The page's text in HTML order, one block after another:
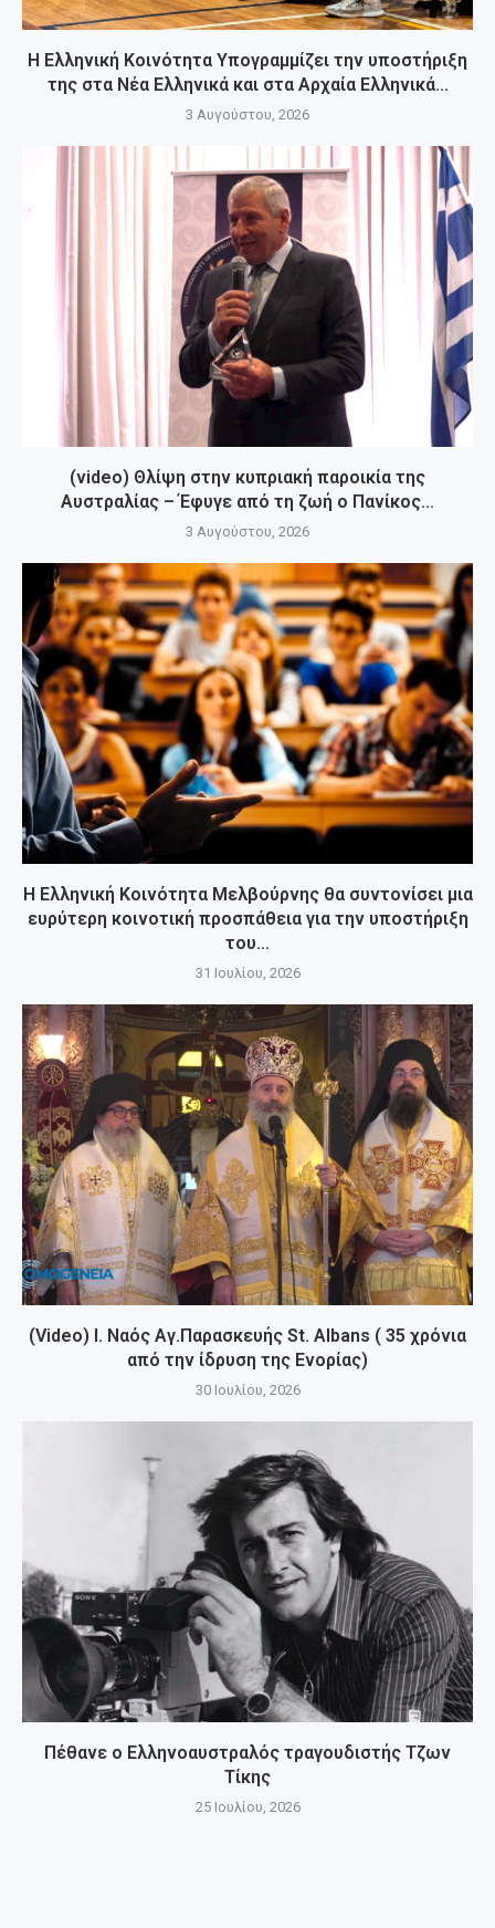
Η Ελληνική Κοινότητα Υπογραμμίζει την υποστήριξη
της στα Νέα Ελληνικά και στα Αρχαία Ελληνικά...
3 Αυγούστου, 2026
(video) Θλίψη στην κυπριακή παροικία της
Αυστραλίας – Έφυγε από τη ζωή ο Πανίκος...
3 Αυγούστου, 2026
Η Ελληνική Κοινότητα Μελβούρνης θα συντονίσει μια
ευρύτερη κοινοτική προσπάθεια για την υποστήριξη
του...
31 Ιουλίου, 2026
(Video) Ι. Ναός Αγ.Παρασκευής St. Albans ( 35 χρόνια
από την ίδρυση της Ενορίας)
30 Ιουλίου, 2026
Πέθανε ο Ελληνοαυστραλός τραγουδιστής Τζων
Τίκης
25 Ιουλίου, 2026